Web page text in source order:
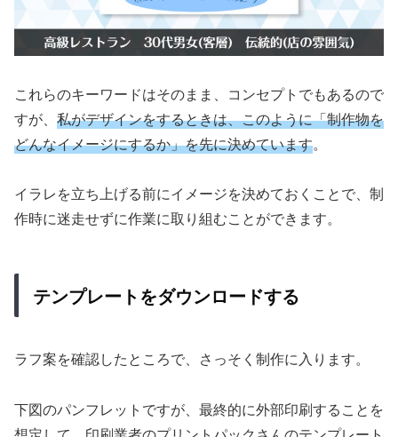
これらのキーワードはそのまま、コンセプトでもあるので
すが、 私がデザインをするときは、このように「制作物を
どんなイメージにするか」を先に決めています。
イラレを立ち上げる前にイメージを決めておくことで、制
作時に迷走せずに作業に取り組むことができます。
テンプレートをダウンロードする
ラフ案を確認したところで、さっそく制作に入ります。
下図のパンフレットですが、最終的に外部印刷することを